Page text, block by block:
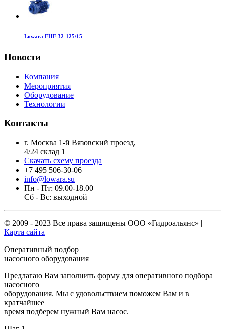
Lowara FHE 32-125/15
Новости
Компания
Мероприятия
Оборудование
Технологии
Контакты
г. Москва 1-й Вязовский проезд,
4/24 склад 1
Скачать схему проезда
+7 495 506-30-06
info@lowara.su
Пн - Пт: 09.00-18.00
Сб - Вс: выходной
© 2009 - 2023 Все права защищены ООО «Гидроальянс» |
Карта сайта
Оперативный подбор
насосного оборудования
Предлагаю Вам заполнить форму для оперативного подбора
насосного
оборудования. Мы с удовольствием поможем Вам и в
кратчайшее
время подберем нужный Вам насос.